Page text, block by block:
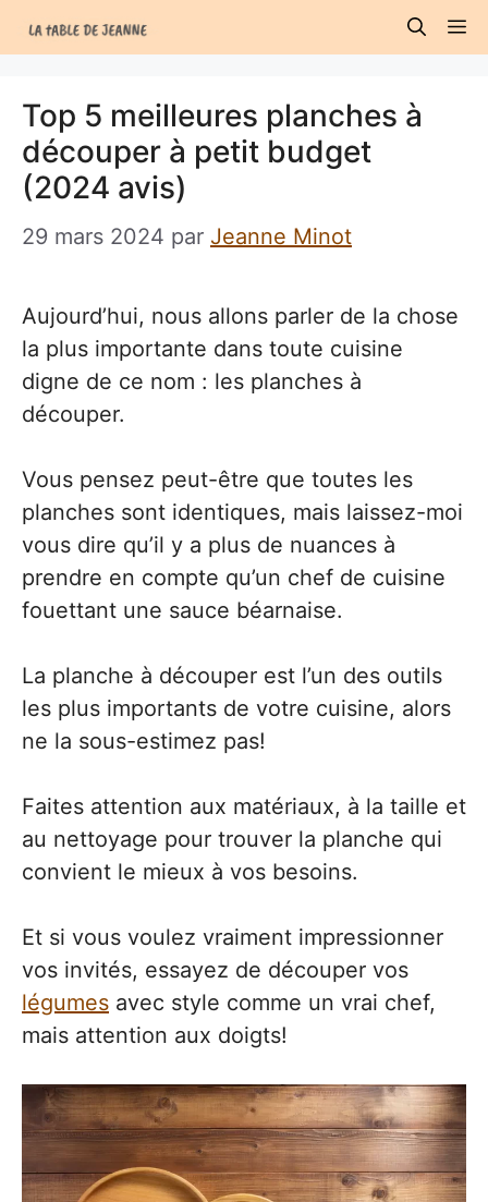
au
Top 5 meilleures planches à
découper à petit budget
(2024 avis)
29 mars 2024 par Jeanne Minot
Aujourd’hui, nous allons parler de la chose
la plus importante dans toute cuisine
digne de ce nom : les planches à
découper.
Vous pensez peut-être que toutes les
planches sont identiques, mais laissez-moi
vous dire qu’il y a plus de nuances à
prendre en compte qu’un chef de cuisine
fouettant une sauce béarnaise.
La planche à découper est l’un des outils
les plus importants de votre cuisine, alors
ne la sous-estimez pas!
Faites attention aux matériaux, à la taille et
au nettoyage pour trouver la planche qui
convient le mieux à vos besoins.
Et si vous voulez vraiment impressionner
vos invités, essayez de découper vos
légumes avec style comme un vrai chef,
mais attention aux doigts!